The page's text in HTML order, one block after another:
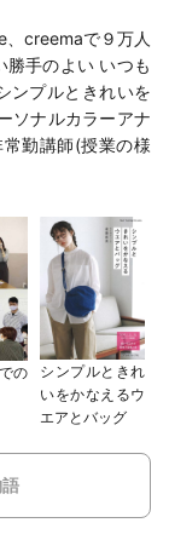
creemaで９万人
勝手のよい いつも
ンプルときれいを
ソナルカラーアナ
常勤講師(授業の様
の
シンプルときれ
いをかなえるウ
エアとバッグ